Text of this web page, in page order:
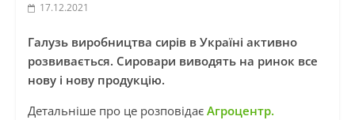
17.12.2021
Галузь виробництва сирів в Україні активно
розвивається. Сировари виводять на ринок все
нову і нову продукцію.
Детальніше про це розповідає Агроцентр.